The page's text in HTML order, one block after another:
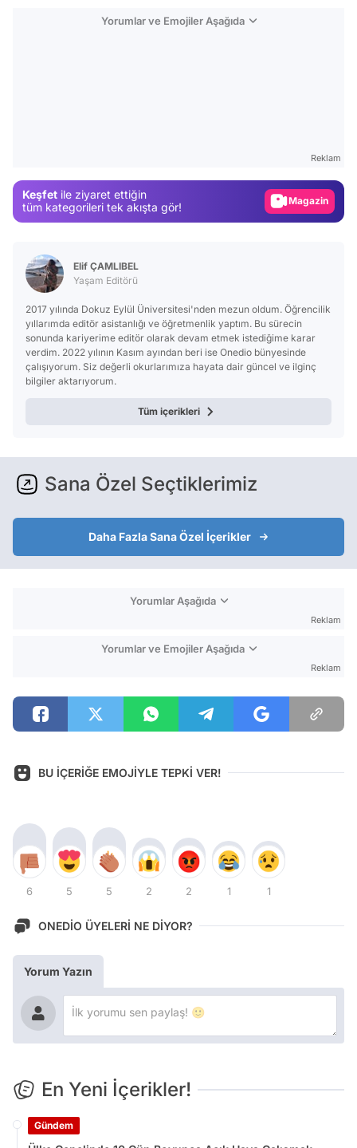
Yorumlar ve Emojiler Aşağıda
Reklam
Keşfet ile ziyaret ettiğin
tüm kategorileri tek akışta gör!
Video
Elif ÇAMLIBEL
Yaşam Editörü
2017 yılında Dokuz Eylül Üniversitesi'nden mezun oldum. Öğrencilik
yıllarımda editör asistanlığı ve öğretmenlik yaptım. Bu sürecin
sonunda kariyerime editör olarak devam etmek istediğime karar
verdim. 2022 yılının Kasım ayından beri ise Onedio bünyesinde
çalışıyorum. Siz değerli okurlarımıza hayata dair güncel ve ilginç
bilgiler aktarıyorum.
Tüm içerikleri
Sana Özel Seçtiklerimiz
Daha Fazla Sana Özel İçerikler
Yorumlar Aşağıda
Reklam
Yorumlar ve Emojiler Aşağıda
Reklam
BU İÇERİĞE EMOJİYLE TEPKİ VER!
6 5 5 2 2 1 1
ONEDİO ÜYELERİ NE DİYOR?
Yorum Yazın
En Yeni İçerikler!
Gündem